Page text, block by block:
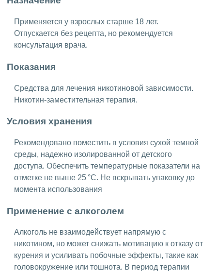
Применяется у взрослых старше 18 лет.
Отпускается без рецепта, но рекомендуется
консультация врача.
Показания
Средства для лечения никотиновой зависимости.
Никотин-заместительная терапия.
Условия хранения
Рекомендовано поместить в условия сухой темной
среды, надежно изолированной от детского
доступа. Обеспечить температурные показатели на
отметке не выше 25 °C. Не вскрывать упаковку до
момента использования
Применение с алкоголем
Алкоголь не взаимодействует напрямую с
никотином, но может снижать мотивацию к отказу от
курения и усиливать побочные эффекты, такие как
головокружение или тошнота. В период терапии